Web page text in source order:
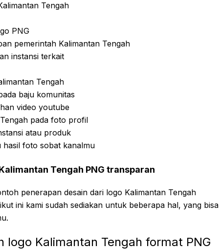
Tengah
PNG
pemerintah Kalimantan Tengah
instansi terkait
Tengah
baju komunitas
video youtube
pada foto profil
atau produk
hasil foto sobat kanalmu
Tengah PNG transparan
penerapan desain dari logo Kalimantan Tengah
ini kami sudah sediakan untuk beberapa hal, yang bisa
logo Kalimantan Tengah format PNG